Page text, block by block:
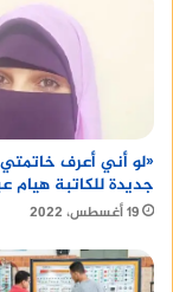
«لو أني أعرف
جديدة للكاتبة هيام
19 أغسطس، 2022